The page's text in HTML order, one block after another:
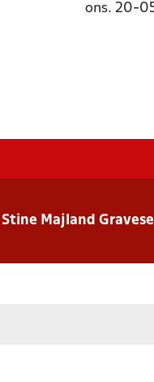
ons. 20-
Stine Majland